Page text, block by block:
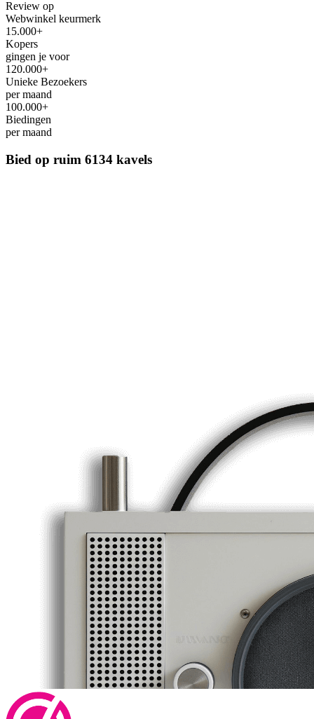
Review op
Webwinkel keurmerk
15.000+
Kopers
gingen je voor
120.000+
Unieke Bezoekers
per maand
100.000+
Biedingen
per maand
Bied op ruim 6134 kavels